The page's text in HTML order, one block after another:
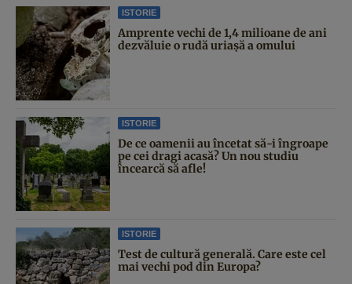
ISTORIE
Amprente vechi de 1,4 milioane de ani
dezvăluie o rudă uriașă a omului
ISTORIE
De ce oamenii au încetat să-i îngroape
pe cei dragi acasă? Un nou studiu
încearcă să afle!
ISTORIE
Test de cultură generală. Care este cel
mai vechi pod din Europa?